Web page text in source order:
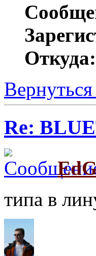
Откуда:
Re:
типа в